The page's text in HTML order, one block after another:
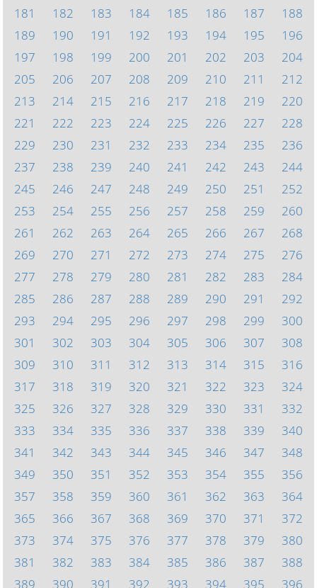
181
182 183 184 185 186 187
188
189
190 191 192 193 194 195
196
197
198 199 200 201 202 203
204
205
206 207 208 209 210 211
212
213
214 215 216 217 218 219
220
221
222 223 224 225 226 227
228
229
230 231 232 233 234 235
236
237
238 239 240 241 242 243
244
245
246 247 248 249 250 251
252
253
254 255 256 257 258 259
260
261
262 263 264 265 266 267
268
269
270 271 272 273 274 275
276
277
278 279 280 281 282 283
284
285
286 287 288 289 290 291
292
293
294 295 296 297 298 299
300
301
302 303 304 305 306 307
308
309
310 311 312 313 314 315
316
317
318 319 320 321 322 323
324
325
326 327 328 329 330 331
332
333
334 335 336 337 338 339
340
341
342 343 344 345 346 347
348
349
350 351 352 353 354 355
356
357
358 359 360 361 362 363
364
365
366 367 368 369 370 371
372
373
374 375 376 377 378 379
380
381
382 383 384 385 386 387
388
389
390 391 392 393 394 395 396